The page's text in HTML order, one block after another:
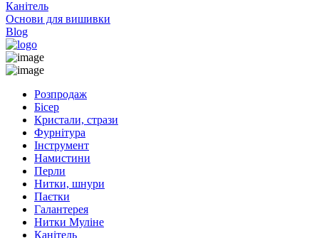
Канітель
Основи для вишивки
Blog
Розпродаж
Бісер
Кристали, стрази
Фурнітура
Інструмент
Намистини
Перли
Нитки, шнури
Паєтки
Галантерея
Нитки Муліне
Канітель